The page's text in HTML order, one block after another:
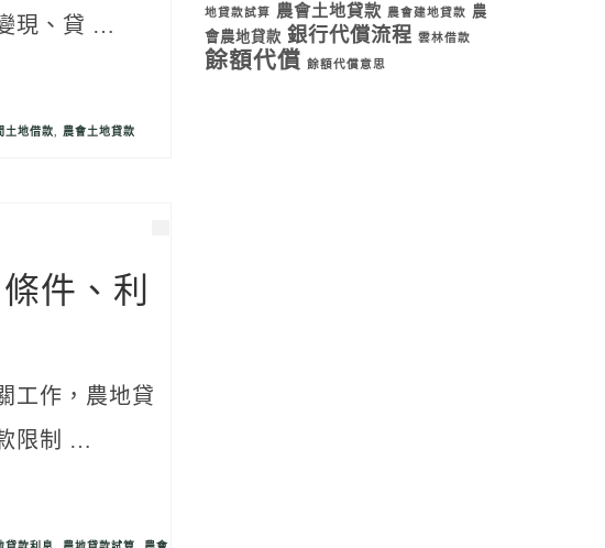
現、貸 …
土地借款 農會土地貸款
件、利
工作，農地貸
限制 …
地貸款試算
農會土地貸款 農會建地貸款
農
會農地貸款 銀行代償流程 雲林借款
餘額代償 餘額代償意思